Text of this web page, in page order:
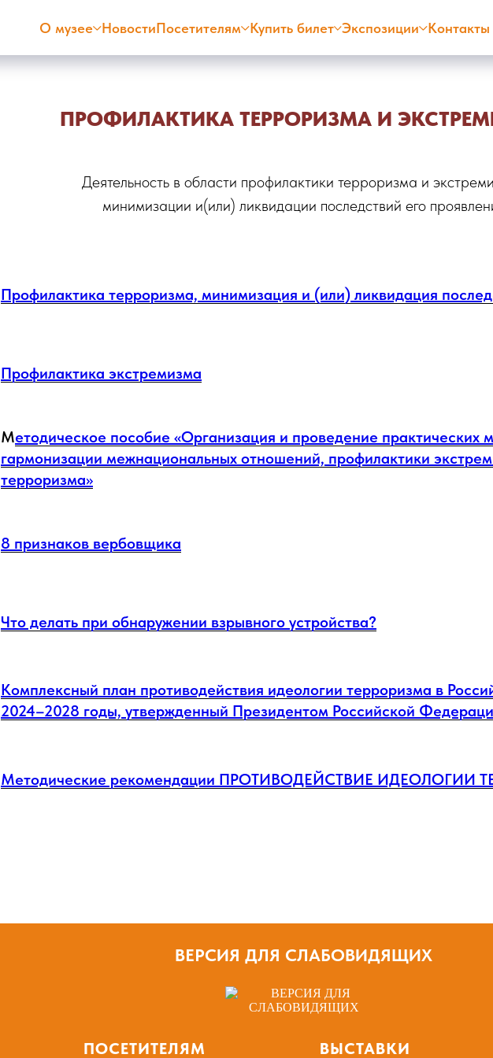
О музее НовостиПосетителям Купить билет Экспозиции Контакты
ПРОФИЛАКТИКА ТЕРРОРИЗМА И
Деятельность в области профилактики терроризма и
минимизации и(или) ликвидации последствий его
Профилактика терроризма, минимизация и (или) ликвидация
Профилактика экстремизма
Методическое пособие «Организация и проведение практических
гармонизации межнациональных отношений, профилактики
терроризма»
8 признаков вербовщика
Что делать при обнаружении взрывного устройства?
Комплексный план противодействия идеологии терроризма в
2024–2028 годы, утвержденный Президентом Российской
Методические рекомендации ПРОТИВОДЕЙСТВИЕ ИДЕОЛОГИИ
ВЕРСИЯ ДЛЯ СЛАБОВИДЯЩИХ
ПОСЕТИТЕЛЯМ ВЫСТАВКИ